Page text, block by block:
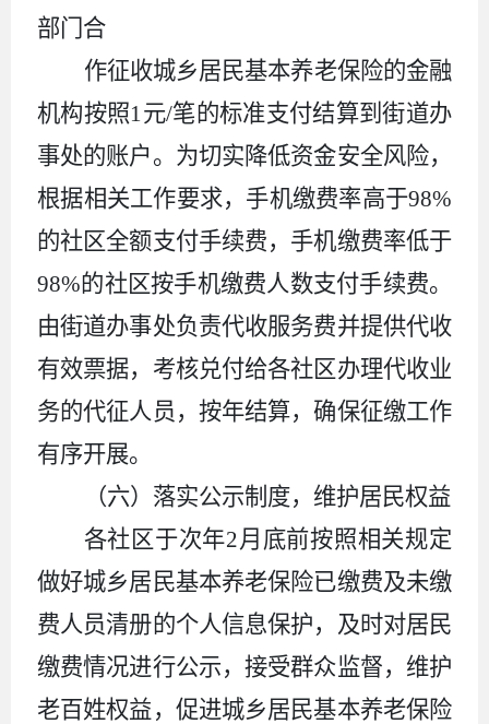
部门合
作征收城乡居民基本养老保险的金融
机构按照1元/笔的标准支付结算到街道办
事处的账户。为切实降低资金安全风险，
根据相关工作要求，手机缴费率高于98%
的社区全额支付手续费，手机缴费率低于
98%的社区按手机缴费人数支付手续费。
由街道办事处负责代收服务费并提供代收
有效票据，考核兑付给各社区办理代收业
务的代征人员，按年结算，确保征缴工作
有序开展。
（六）落实公示制度，维护居民权益
各社区于次年2月底前按照相关规定
做好城乡居民基本养老保险已缴费及未缴
费人员清册的个人信息保护，及时对居民
缴费情况进行公示，接受群众监督，维护
老百姓权益，促进城乡居民基本养老保险